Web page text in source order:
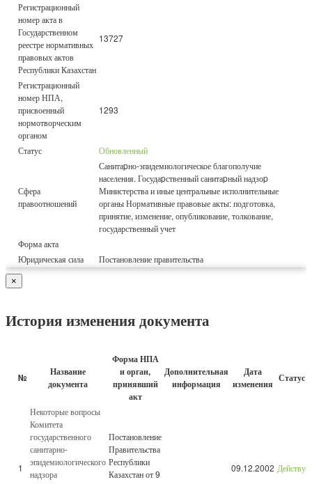
Регистрационный
номер акта в
Государственном
реестре нормативных
правовых актов
Республики Казахстан
13727
Регистрационный
номер НПА,
присвоенный
нормотворческим
органом
1293
Статус Обновленный
Сфера
правоотношений
Санитаpно-эпидемиологическое благополучие
населения. Госудаpственный санитаpный надзоp
Министерства и иные центральные исполнительные
органы Нормативные правовые акты: подготовка,
принятие, изменение, опубликование, толкование,
государственный учет
Форма акта
Юридическая сила
Постановление правительства
×
История изменения документа
№
Название
документа
Форма НПА
и орган,
принявший
акт
Дополнительная
информация
Дата
изменения Статус
1
Некоторые вопросы
Комитета
государственного
санитарно-
эпидемиологического
надзора
Постановление
Правительства
Республики
Казахстан от 9
09.12.2002